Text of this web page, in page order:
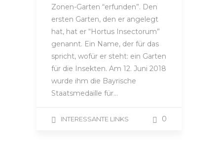
Zonen-Garten “erfunden”. Den
ersten Garten, den er angelegt
hat, hat er “Hortus Insectorum”
genannt. Ein Name, der für das
spricht, wofür er steht: ein Garten
für die Insekten. Am 12. Juni 2018
wurde ihm die Bayrische
Staatsmedaille für…
INTERESSANTE LINKS 0